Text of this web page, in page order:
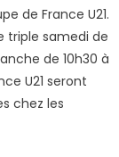
de France U21.
triple samedi de
de 10h30 à
U21 seront
chez les